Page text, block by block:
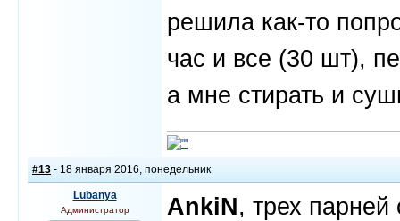
решила как-то
час и все (30 шт),
а мне стирать и
#13 - 18 января 2016, понедельник
Lubanya
Администратор AnkiN, трех парней